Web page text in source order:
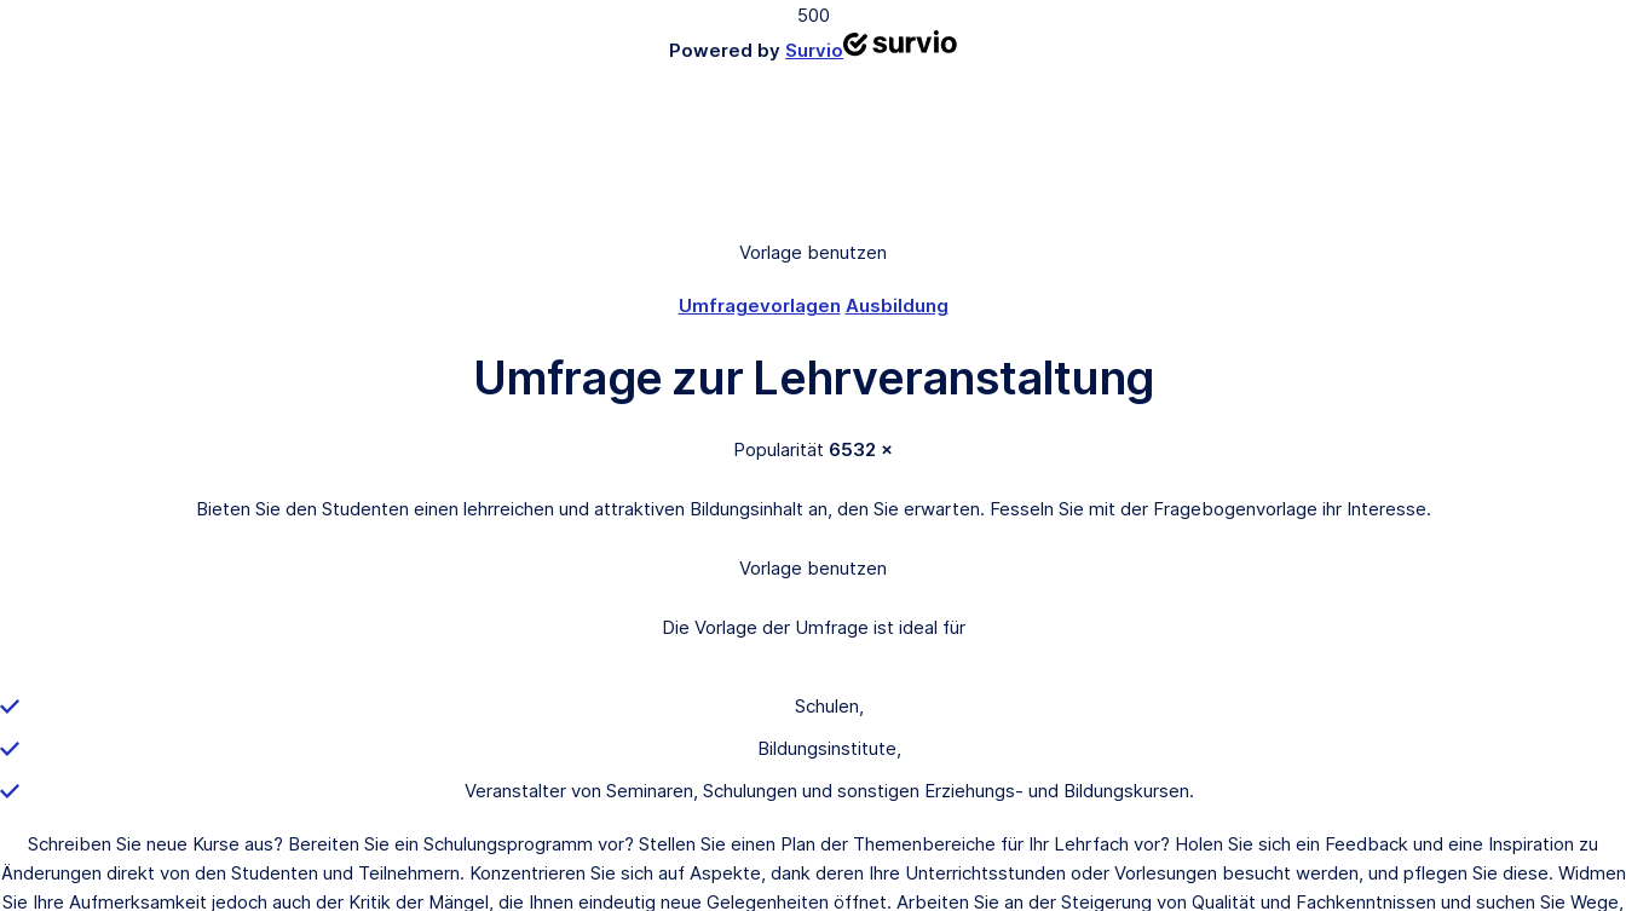
500
Powered by Survio
Vorlage benutzen
Umfragevorlagen Ausbildung
Umfrage zur Lehrveranstaltung
Popularität 6532 ×
Bieten Sie den Studenten einen lehrreichen und attraktiven Bildungsinhalt an, den Sie erwarten. Fesseln Sie mit der Fragebogenvorlage ihr Interesse.
Vorlage benutzen
Die Vorlage der Umfrage ist ideal für
Schulen,
Bildungsinstitute,
Veranstalter von Seminaren, Schulungen und sonstigen Erziehungs- und Bildungskursen.
Schreiben Sie neue Kurse aus? Bereiten Sie ein Schulungsprogramm vor? Stellen Sie einen Plan der Themenbereiche für Ihr Lehrfach vor? Holen Sie sich ein Feedback und eine Inspiration zu
Änderungen direkt von den Studenten und Teilnehmern. Konzentrieren Sie sich auf Aspekte, dank deren Ihre Unterrichtsstunden oder Vorlesungen besucht werden, und pflegen Sie diese. Widmen
Sie Ihre Aufmerksamkeit jedoch auch der Kritik der Mängel, die Ihnen eindeutig neue Gelegenheiten öffnet. Arbeiten Sie an der Steigerung von Qualität und Fachkenntnissen und suchen Sie Wege,